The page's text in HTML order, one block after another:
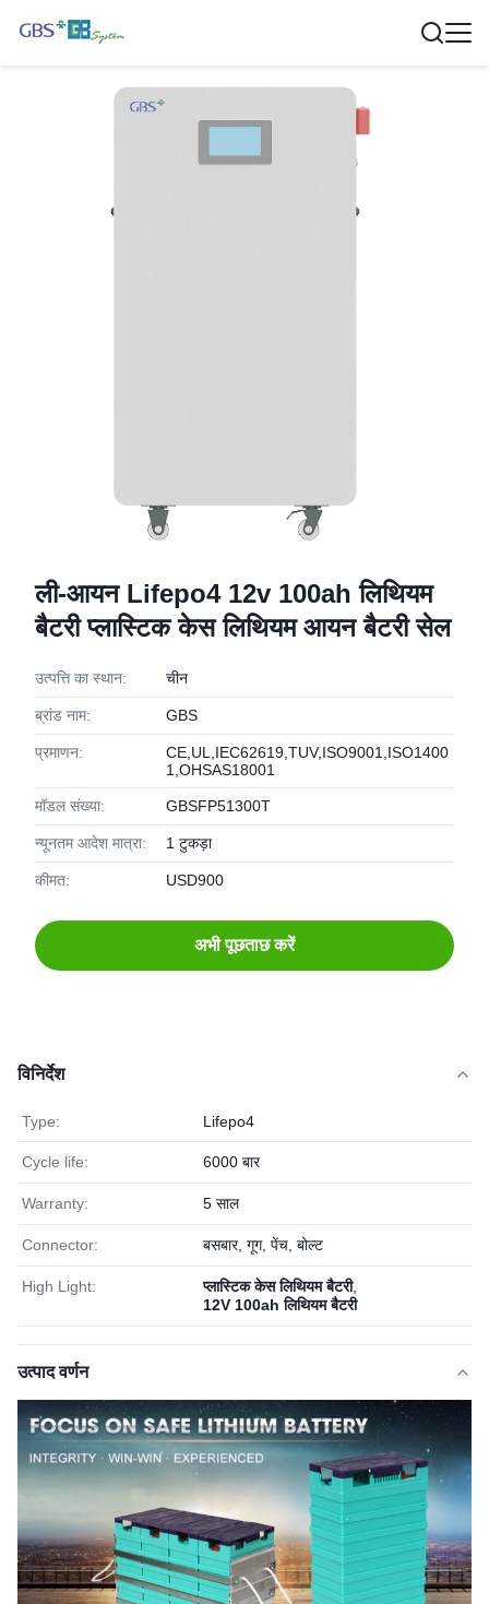
ली-आयन Lifepo4 12v 100ah लिथियम
बैटरी प्लास्टिक केस लिथियम आयन बैटरी सेल
उत्पत्ति का स्थान: चीन
ब्रांड नाम: GBS
प्रमाणन:
CE,UL,IEC62619,TUV,ISO9001,ISO1400
1,OHSAS18001
मॉडल संख्या: GBSFP51300T
न्यूनतम आदेश मात्रा: 1 टुकड़ा
कीमत: USD900
अभी पूछताछ करें
विनिर्देश
Type: Lifepo4
Cycle life: 6000 बार
Warranty: 5 साल
Connector: बसबार, गूग, पेंच, बोल्ट
High Light: प्लास्टिक केस लिथियम बैटरी,
12V 100ah लिथियम बैटरी
उत्पाद वर्णन